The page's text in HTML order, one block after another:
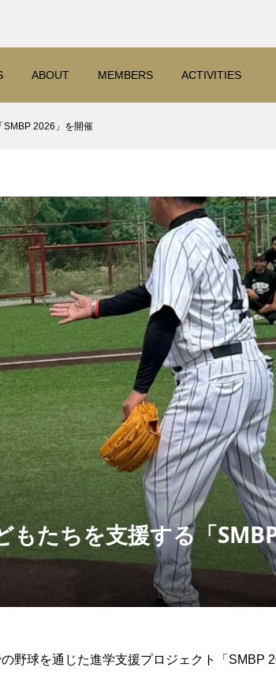
ABOUT MEMBERS ACTIVITIES
SMBP 2026」を開催
たちを支援する「
野球を通じた進学支援プロジェクト「SMBP